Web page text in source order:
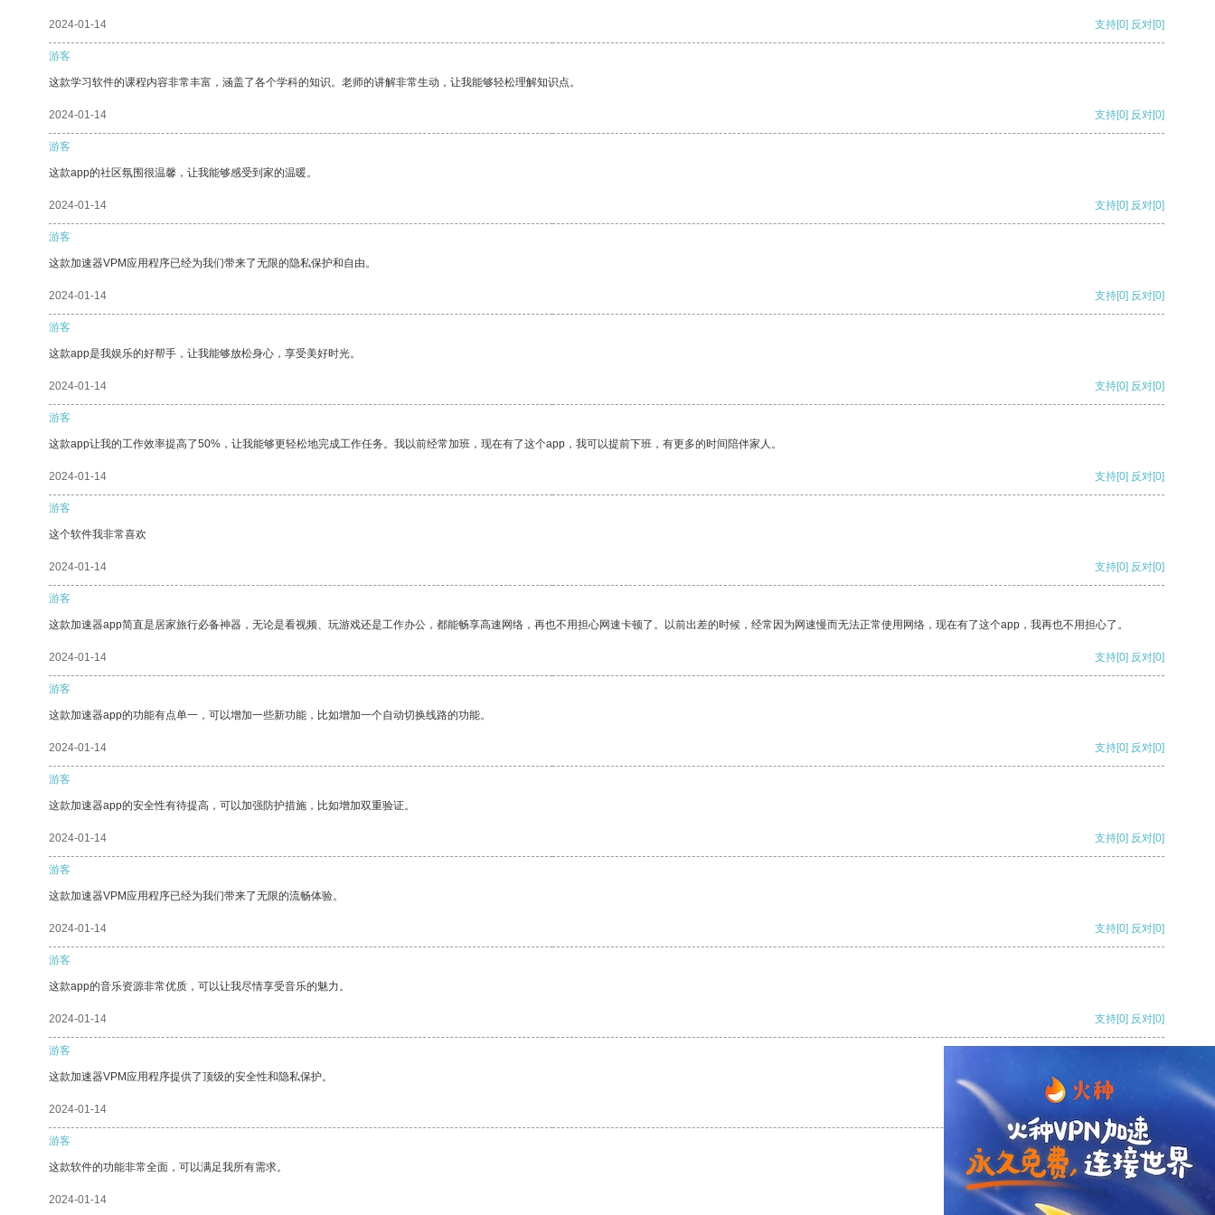
2024-01-14 支持[0] 反对[0]
游客
这款学习软件的课程内容非常丰富，涵盖了各个学科的知识。老师的讲解非常生动，让我能够轻松理解知识点。
2024-01-14 支持[0] 反对[0]
游客
这款app的社区氛围很温馨，让我能够感受到家的温暖。
2024-01-14 支持[0] 反对[0]
游客
这款加速器VPM应用程序已经为我们带来了无限的隐私保护和自由。
2024-01-14 支持[0] 反对[0]
游客
这款app是我娱乐的好帮手，让我能够放松身心，享受美好时光。
2024-01-14 支持[0] 反对[0]
游客
这款app让我的工作效率提高了50%，让我能够更轻松地完成工作任务。我以前经常加班，现在有了这个app，我可以提前下班，有更多的时间陪伴家人。
2024-01-14 支持[0] 反对[0]
游客
这个软件我非常喜欢
2024-01-14 支持[0] 反对[0]
游客
这款加速器app简直是居家旅行必备神器，无论是看视频、玩游戏还是工作办公，都能畅享高速网络，再也不用担心网速卡顿了。以前出差的时候，经常因为网速慢而无法正常使用网络，现在有了这个app，我再也不用担心了。
2024-01-14 支持[0] 反对[0]
游客
这款加速器app的功能有点单一，可以增加一些新功能，比如增加一个自动切换线路的功能。
2024-01-14 支持[0] 反对[0]
游客
这款加速器app的安全性有待提高，可以加强防护措施，比如增加双重验证。
2024-01-14 支持[0] 反对[0]
游客
这款加速器VPM应用程序已经为我们带来了无限的流畅体验。
2024-01-14 支持[0] 反对[0]
游客
这款app的音乐资源非常优质，可以让我尽情享受音乐的魅力。
2024-01-14 支持[0] 反对[0]
游客
这款加速器VPM应用程序提供了顶级的安全性和隐私保护。
2024-01-14
游客
这款软件的功能非常全面，可以满足我所有需求。
2024-01-14 反对